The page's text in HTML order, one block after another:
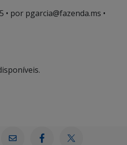
• por pgarcia@fazenda.ms •